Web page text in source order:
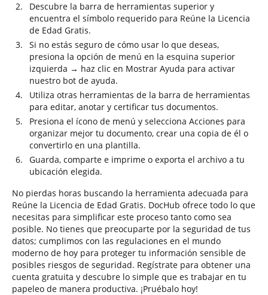
Descubre la barra de herramientas superior y
encuentra el símbolo requerido para Reúne la Licencia
de Edad Gratis.
Si no estás seguro de cómo usar lo que deseas,
presiona la opción de menú en la esquina superior
izquierda → haz clic en Mostrar Ayuda para activar
nuestro bot de ayuda.
Utiliza otras herramientas de la barra de herramientas
para editar, anotar y certificar tus documentos.
Presiona el ícono de menú y selecciona Acciones para
organizar mejor tu documento, crear una copia de él o
convertirlo en una plantilla.
Guarda, comparte e imprime o exporta el archivo a tu
ubicación elegida.
No pierdas horas buscando la herramienta adecuada para
Reúne la Licencia de Edad Gratis. DocHub ofrece todo lo que
necesitas para simplificar este proceso tanto como sea
posible. No tienes que preocuparte por la seguridad de tus
datos; cumplimos con las regulaciones en el mundo
moderno de hoy para proteger tu información sensible de
posibles riesgos de seguridad. Regístrate para obtener una
cuenta gratuita y descubre lo simple que es trabajar en tu
papeleo de manera productiva. ¡Pruébalo hoy!